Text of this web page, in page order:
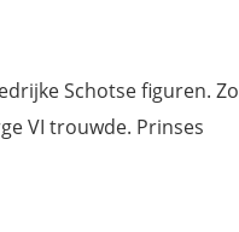
Schotse figuren. Zo
VI trouwde. Prinses